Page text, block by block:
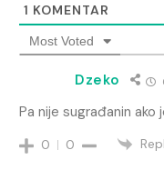
1 KOMENTAR
Most Voted
Dzeko
Pa nije sugrađanin ako
0 0